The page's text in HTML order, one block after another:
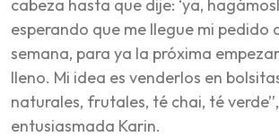
cabeza hasta que dije: ‘ya,
esperando que me llegue mi pedido
semana, para ya la próxima
lleno. Mi idea es venderlos en
naturales, frutales, té chai, té
entusiasmada Karin.